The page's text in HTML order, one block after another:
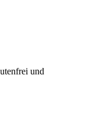
und